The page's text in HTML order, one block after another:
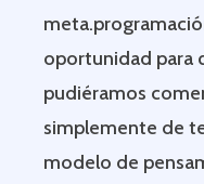
oportunidad para
pudiéramos
simplemente de
modelo de